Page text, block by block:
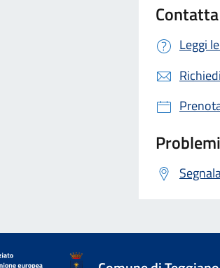
Leggi